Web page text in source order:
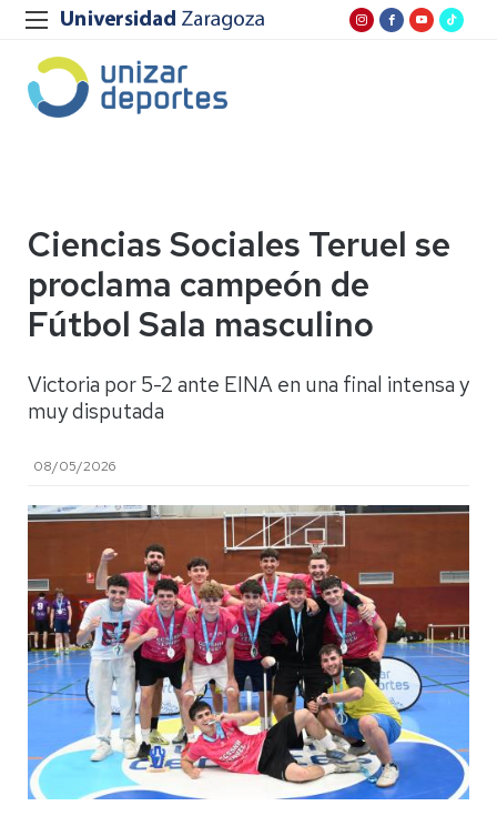
Ciencias Sociales Teruel se
proclama campeón de
Fútbol Sala masculino
Victoria por 5-2 ante EINA en una final intensa y
muy disputada
08/05/2026